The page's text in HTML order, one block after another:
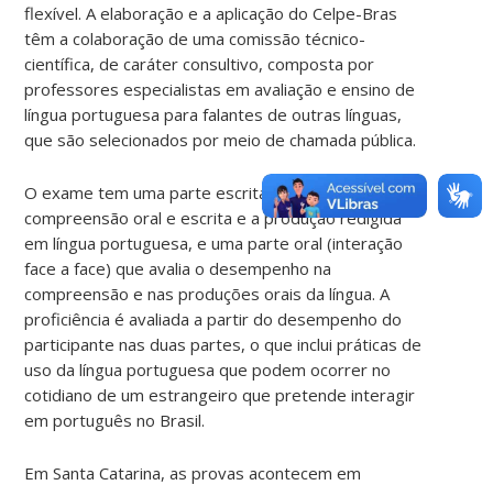
flexível. A elaboração e a aplicação do Celpe-Bras
têm a colaboração de uma comissão técnico-
científica, de caráter consultivo, composta por
professores especialistas em avaliação e ensino de
língua portuguesa para falantes de outras línguas,
que são selecionados por meio de chamada pública.
O exame tem uma parte escrita que avalia a
compreensão oral e escrita e a produção redigida
em língua portuguesa, e uma parte oral (interação
face a face) que avalia o desempenho na
compreensão e nas produções orais da língua. A
proficiência é avaliada a partir do desempenho do
participante nas duas partes, o que inclui práticas de
uso da língua portuguesa que podem ocorrer no
cotidiano de um estrangeiro que pretende interagir
em português no Brasil.
Em Santa Catarina, as provas acontecem em